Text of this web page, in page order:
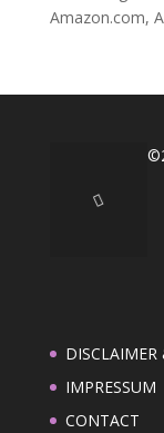
Amazon.com,
IMPRESSUM
CONTACT